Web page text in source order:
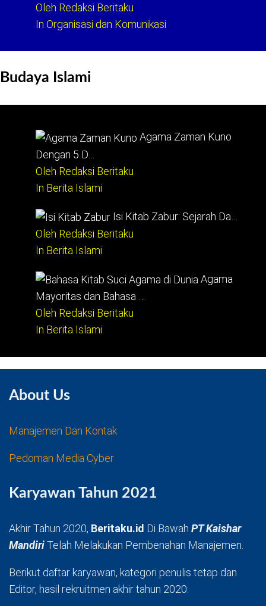
Oleh Redaksi Beritaku
In Organisasi dan Komunikasi
Budaya Islami
Agama Zaman Kuno
Dengan 5 D…
Oleh Redaksi Beritaku
In Berita Islami
Isi Kitab Zabur: Sejarah Da…
Oleh Redaksi Beritaku
In Berita Islami
Agama
Mayoritas dan Bahasa …
Oleh Redaksi Beritaku
In Berita Islami
About Us
Manajemen Dan Kontak
Pedoman Media Cyber
Karyawan Tahun 2021
Akhir Tahun 2020, Beritaku.id Di Bawah PT Kaishar
MandiriTelah Melakukan Pembenahan Manajemen.
Berikut daftar karyawan, kategori penulis tetap dan
Editor, hasil rekruitmen akhir tahun 2020: